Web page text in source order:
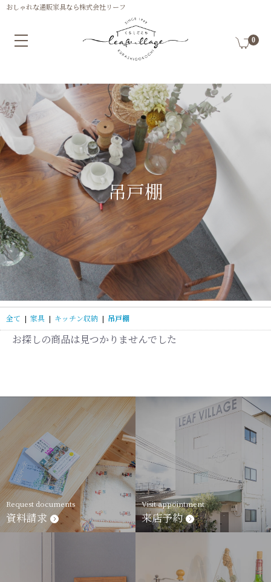
0
吊戸棚
全て | 家具 | キッチン収納 | 吊戸棚
お探しの商品は見つかりませんでした
Request documents
資料請求
Visit appointment
来店予約